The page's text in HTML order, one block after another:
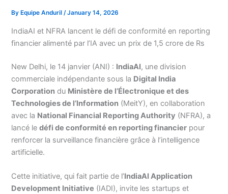
By Equipe Anduril/January 14, 2026
IndiaAI et NFRA lancent le défi de conformité en reporting
financier alimenté par l’IA avec un prix de 1,5 crore de Rs
New Delhi, le 14 janvier (ANI) : IndiaAI, une division
commerciale indépendante sous la Digital India
Corporation du Ministère de l’Électronique et des
Technologies de l’Information (MeitY), en collaboration
avec la National Financial Reporting Authority (NFRA), a
lancé ledéfi de conformité en reporting financier pour
renforcer la surveillance financière grâce à l’intelligence
artificielle.
Cette initiative, qui fait partie de l’IndiaAI Application
Development Initiative (IADI), invite les startups et